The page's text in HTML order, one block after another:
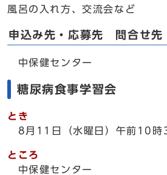
風呂の入れ方、交流会など
申込み先・応募先 問合せ先
中保健センター
糖尿病食事学習会
とき
8月11日（水曜日）午前10時
ところ
中保健センター